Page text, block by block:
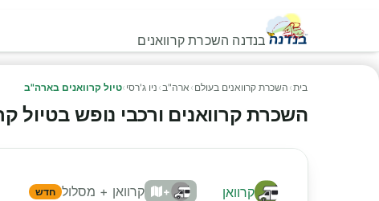
בנדנה השכרת קרוואנים
בית› השכרת קרוואנים בעולם › ארה"ב› ניו ג'רסי ›טיול קרוואנים בארה"ב
השכרת קרוואנים ורכבי נופש בטיול
קרוואן + קרוואן + מסלול חדש